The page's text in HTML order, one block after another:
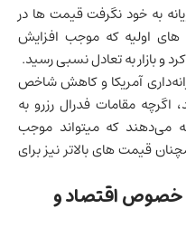
به خود نگرفت قیمت ها در
ترس های اولیه که موجب افزایش
و بازار به تعادل نسبی رسید.
آمریکا و کاهش شاخص
اگرچه مقامات فدرال رزرو به
می‌دهند که میتواند موجب
قیمت های بالاتر نیز برای
خصوص اقتصاد و